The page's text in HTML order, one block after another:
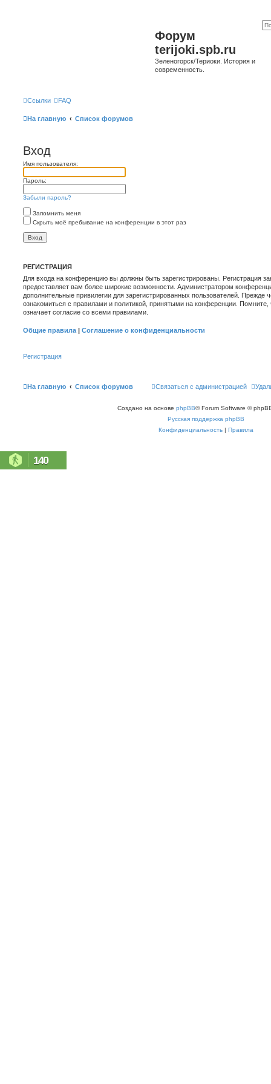
Форум
terijoki.spb.ru
Зеленогорск/Териоки. История и
современность.
Ссылки FAQ
На главную Список форумов
Вход
Имя пользователя:
Пароль:
Забыли пароль?
Запомнить меня
Скрыть моё пребывание на конференции в этот раз
РЕГИСТРАЦИЯ
Для входа на конференцию вы должны быть зарегистрированы. Регистрация
предоставляет вам более широкие возможности. Администратором
дополнительные привилегии для зарегистрированных пользователей. Прежде
ознакомиться с правилами и политикой, принятыми на конференции.
означает согласие со всеми правилами.
Общие правила | Соглашение о конфиденциальности
Регистрация
На главную Список форумов Связаться с администрацией
Создано на основе phpBB® Forum Software ©
Русская поддержка phpBB
Конфиденциальность | Правила
140